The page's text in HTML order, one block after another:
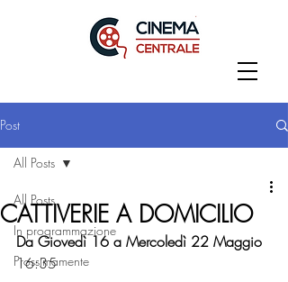
Post
All Posts
In programmazione
Prossimamente
All Posts
CATTIVERIE A DOMICILIO
Da Giovedì 16 a Mercoledì 22 Maggio
16:35